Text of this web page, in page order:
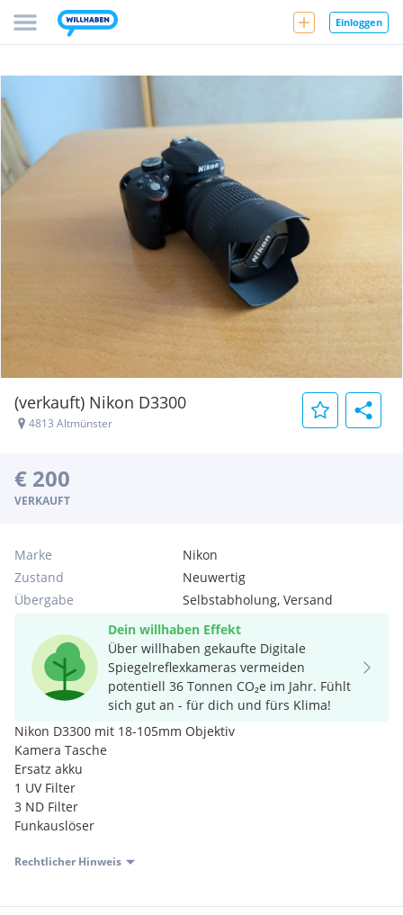
Einloggen
(verkauft) Nikon D3300
4813 Altmünster
€ 200
VERKAUFT
Marke
Nikon
Zustand
Neuwertig
Übergabe
Selbstabholung, Versand
Dein willhaben Effekt
Über willhaben gekaufte Digitale
Spiegelreflexkameras vermeiden
potentiell 36 Tonnen CO₂e im Jahr. Fühlt
sich gut an - für dich und fürs Klima!
Nikon D3300 mit 18-105mm Objektiv
Kamera Tasche
Ersatz akku
1 UV Filter
3 ND Filter
Funkauslöser
Rechtlicher Hinweis